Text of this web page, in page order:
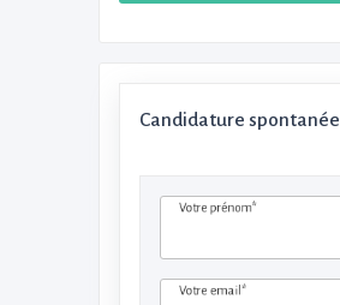
Candidature spontanée
Votre prénom*
Votre email*